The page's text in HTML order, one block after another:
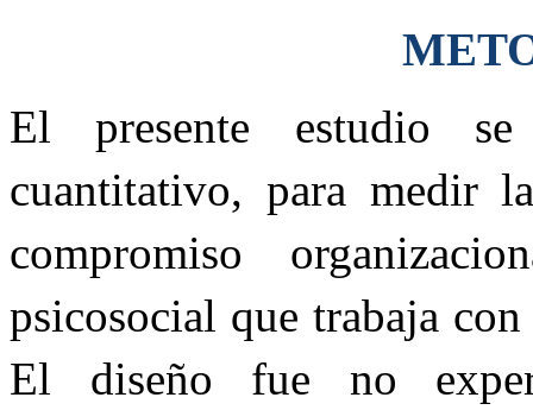
El presente estudio
cuantitativo, para medir
compromiso
psicosocial que trabaja
El diseño fue no